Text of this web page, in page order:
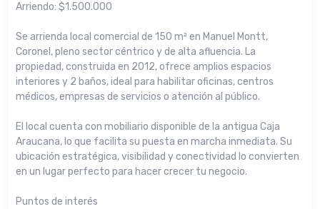
Arriendo: $1.500.000
Se arrienda local comercial de 150 m² en Manuel Montt,
Coronel, pleno sector céntrico y de alta afluencia. La
propiedad, construida en 2012, ofrece amplios espacios
interiores y 2 baños, ideal para habilitar oficinas, centros
médicos, empresas de servicios o atención al público.
El local cuenta con mobiliario disponible de la antigua Caja
Araucana, lo que facilita su puesta en marcha inmediata. Su
ubicación estratégica, visibilidad y conectividad lo convierten
en un lugar perfecto para hacer crecer tu negocio.
Puntos de interés